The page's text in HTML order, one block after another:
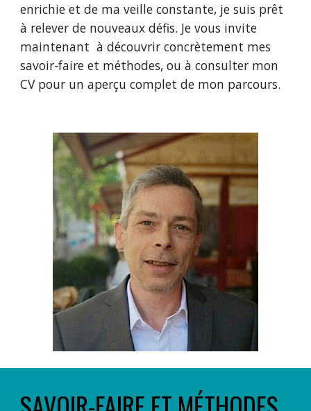
enrichie et de ma veille constante, je suis prêt
à relever de nouveaux défis. Je vous invite
maintenant à découvrir concrètement mes
savoir-faire et méthodes, ou à consulter mon
CVpour un aperçu complet de mon parcours.